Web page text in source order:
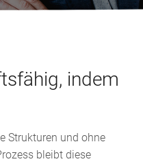
indem
Strukturen und ohne
bleibt diese